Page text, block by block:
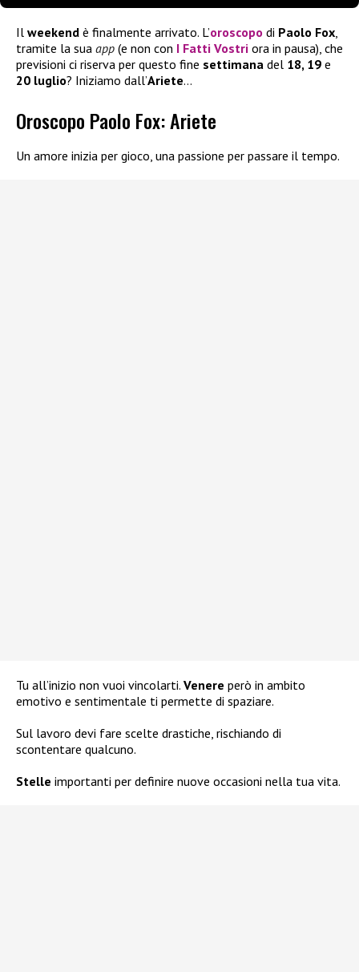
Il weekend è finalmente arrivato. L’oroscopo di Paolo Fox
tramite la sua app (e non con I Fatti Vostri ora in pausa), che
previsioni ci riserva per questo fine settimana del 18, 19 e
20 luglio? Iniziamo dall’Ariete…
Oroscopo Paolo Fox: Ariete
Un amore inizia per gioco, una passione per passare il tempo.
Tu all’inizio non vuoi vincolarti. Venere però in ambito
emotivo e sentimentale ti permette di spaziare.
Sul lavoro devi fare scelte drastiche, rischiando di
scontentare qualcuno.
Stelle importanti per definire nuove occasioni nella tua vita.